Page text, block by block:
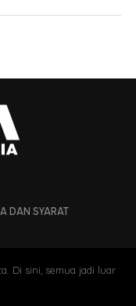
tapi LOD itu tetap
DAN SYARAT
Di sini, semua jadi luar